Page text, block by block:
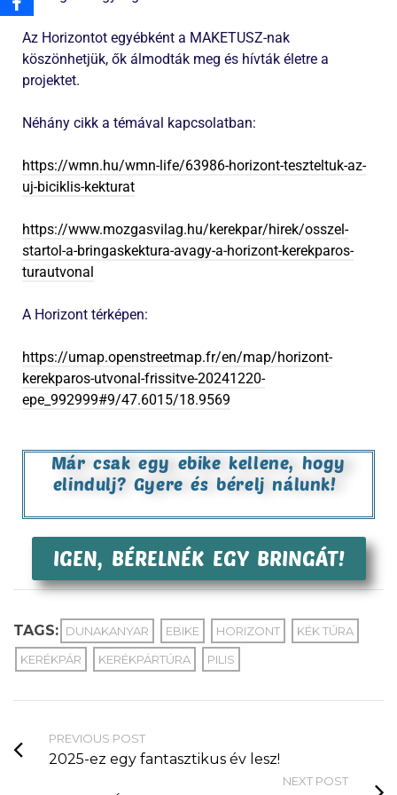
Az Horizontot egyébként a MAKETUSZ-nak
köszönhetjük, ők álmodták meg és hívták életre a
projektet.
Néhány cikk a témával kapcsolatban:
https://wmn.hu/wmn-life/63986-horizont-teszteltuk-az-
uj-biciklis-kekturat
https://www.mozgasvilag.hu/kerekpar/hirek/osszel-
startol-a-bringaskektura-avagy-a-horizont-kerekparos-
turautvonal
A Horizont térképen:
https://umap.openstreetmap.fr/en/map/horizont-
kerekparos-utvonal-frissitve-20241220-
epe_992999#9/47.6015/18.9569
Már csak egy ebike kellene, hogy
elindulj? Gyere és bérelj nálunk!
IGEN, BÉRELNÉK EGY BRINGÁT!
TAGS: DUNAKANYAR EBIKE HORIZONT
KÉK TÚRA
KERÉKPÁR
KERÉKPÁRTÚRA PILIS
PREVIOUS POST
2025-ez egy fantasztikus év lesz!
NEXT POST